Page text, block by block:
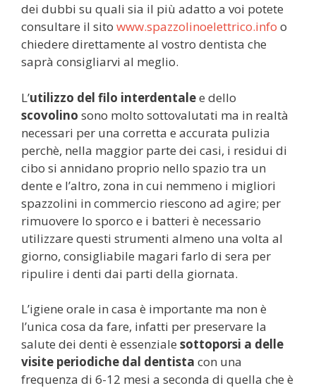
dei dubbi su quali sia il più adatto a voi potete
consultare il sito www.spazzolinoelettrico.info o
chiedere direttamente al vostro dentista che
saprà consigliarvi al meglio.
L’utilizzo del filo interdentalee dello
scovolino sono molto sottovalutati ma in realtà
necessari per una corretta e accurata pulizia
perchè, nella maggior parte dei casi, i residui di
cibo si annidano proprio nello spazio tra un
dente e l’altro, zona in cui nemmeno i migliori
spazzolini in commercio riescono ad agire; per
rimuovere lo sporco e i batteri è necessario
utilizzare questi strumenti almeno una volta al
giorno, consigliabile magari farlo di sera per
ripulire i denti dai parti della giornata.
L’igiene orale in casa è importante ma non è
l’unica cosa da fare, infatti per preservare la
salute dei denti è essenziale sottoporsi a delle
visite periodiche dal dentista con una
frequenza di 6-12 mesi a seconda di quella che è